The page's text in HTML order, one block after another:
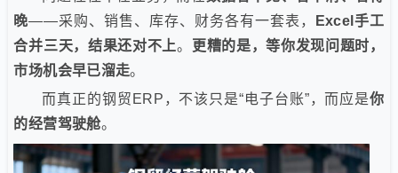
晚——采购、销售、库存、财务各有一套表，
Excel手工
合并三天，结果还对不上。
更糟的是，等你发现问题时，
市场机会早已溜走。
而真正的钢贸ERP，不该只是“电子台账”，而应是你
的经营驾驶舱。